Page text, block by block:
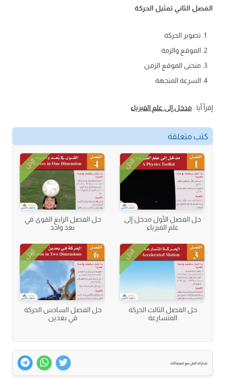
الفصل الثاني تمثيل الحركة
تصوير الحركة
الموقع والزمة
منحنى الموقع الزمن
السرعة المتجهة
إقرأ أيا :مدخل إلى علم الفيزياء
كتب متعلقة
الحل
حل الفصل الأول مدخل إلى
علم الفيزياء
الحل
حل الفصل الرابع القوى في
بعد واحد
الحل
حل الفصل الثالث الحركة
المتسارعة
الحل
حل الفصل السادس الحركة
في بعدين
شارك الحل مع اصدقائك